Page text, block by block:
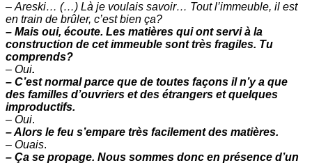
– Areski… (…) Là je voulais savoir… Tout l’immeuble, il est
en train de brûler, c’est bien ça?
– Mais oui, écoute. Les matières qui ont servi à la
construction de cet immeuble sont très fragiles. Tu
comprends?
– Oui.
– C’est normal parce que de toutes façons il n’y a que
des familles d’ouvriers et des étrangers et quelques
improductifs.
– Oui.
– Alors le feu s’empare très facilement des matières.
– Ouais.
– Ça se propage. Nous sommes donc en présence d’un